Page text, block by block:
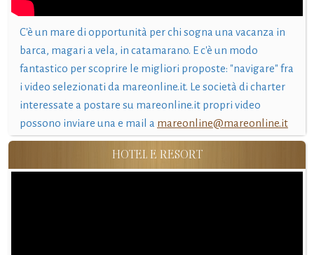
C'è un mare di opportunità per chi sogna una vacanza in
barca, magari a vela, in catamarano. E c'è un modo
fantastico per scoprire le migliori proposte: "navigare" fra
i video selezionati da mareonline.it. Le società di charter
interessate a postare su mareonline.it propri video
possono inviare una e mail a mareonline@mareonline.it
HOTEL E RESORT